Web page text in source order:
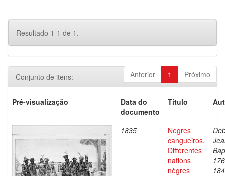
Resultado 1-1 de 1.
Anterior 1 Próximo
Conjunto de itens:
Pré-visualização
Data do
documento
Título
1835
Negres
cangueiros.
Différentes
nations
nègres